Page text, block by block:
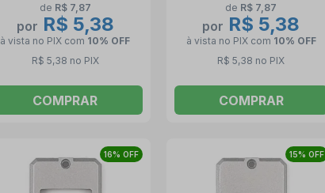
de R$ 7,87
por R$ 5,38
à vista no PIX com 10% OFF
R$ 5,38 no PIX
COMPRAR
de R$ 7,87
por R$ 5,38
à vista no PIX com 10% OFF
R$ 5,38 no PIX
COMPRAR
16% OFF 15% OFF